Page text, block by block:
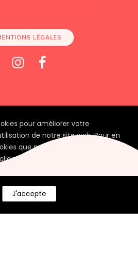
LÉGALES
KAREDESS
internet à Mulhouse
pour améliorer votre
de notre site web. Pour en
que nous utilisons et les
veuillez consulter notre
J'accepte